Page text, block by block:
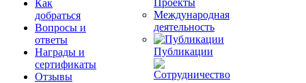
Как
добраться
Вопросы и
ответы
Награды и
сертификаты
Отзывы
Проекты
Международная
деятельность
Публикации